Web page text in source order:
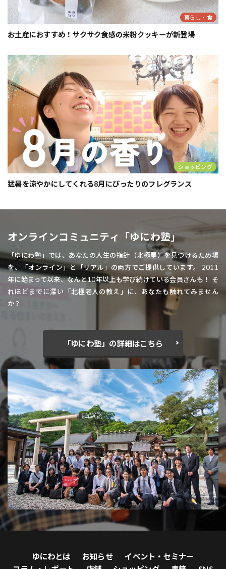
暮らし・食
お土産におすすめ！サクサク食感の米粉クッキーが新登場
ショッピング
猛暑を涼やかにしてくれる8月にぴったりのフレグランス
オンラインコミュニティ「ゆにわ塾」
「ゆにわ塾」では、あなたの人生の指針（北極星）を見つけるため場
を、「オンライン」と「リアル」の両方でご提供しています。 2011
年に始まって以来、なんと10年以上も学び続けている会員さんも！ そ
れほどまでに深い「北極老人の教え」に、あなたも触れてみません
か？
「ゆにわ塾」の詳細はこちら
ゆにわとは お知らせ
イベント・セミナー